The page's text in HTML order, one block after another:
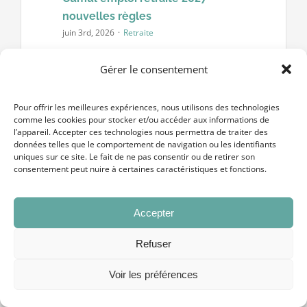
Gérer le consentement
Pour offrir les meilleures expériences, nous utilisons des technologies
comme les cookies pour stocker et/ou accéder aux informations de
l’appareil. Accepter ces technologies nous permettra de traiter des
données telles que le comportement de navigation ou les identifiants
uniques sur ce site. Le fait de ne pas consentir ou de retirer son
consentement peut nuire à certaines caractéristiques et fonctions.
Accepter
Refuser
Voir les préférences
nouvelles règles
juin 3rd, 2026 · Retraite
nouvelles règles à connaître
Sécurité sociale pour 2026 modifie
profondément le dispositif de cumul
[...]